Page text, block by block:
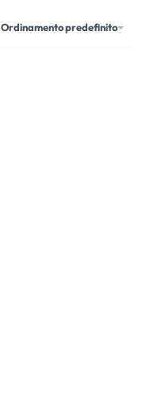
Ordinamento predefinito